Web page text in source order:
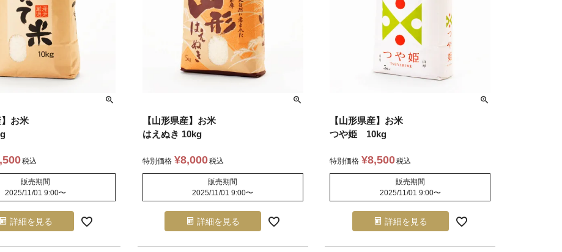
】お米
税込
販売期間
2025/11/01 9:00〜
詳細を見る
【山形県産】お米
はえぬき 10kg
特別価格 ¥8,000税込
販売期間
2025/11/01 9:00〜
詳細を見る
【山形県産】お米
つや姫 10kg
特別価格 ¥8,500税込
販売期間
2025/11/01 9:00〜
詳細を見る